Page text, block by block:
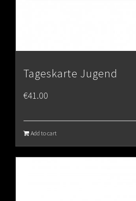
Tageskarte Jugend
€41.00
Add to cart